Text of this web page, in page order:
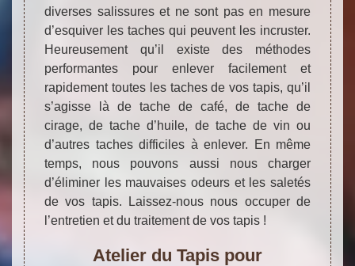
diverses salissures et ne sont pas en mesure
d’esquiver les taches qui peuvent les incruster.
Heureusement qu’il existe des méthodes
performantes pour enlever facilement et
rapidement toutes les taches de vos tapis, qu’il
s’agisse là de tache de café, de tache de
cirage, de tache d’huile, de tache de vin ou
d’autres taches difficiles à enlever. En même
temps, nous pouvons aussi nous charger
d’éliminer les mauvaises odeurs et les saletés
de vos tapis. Laissez-nous nous occuper de
l’entretien et du traitement de vos tapis !
Atelier du Tapis pour